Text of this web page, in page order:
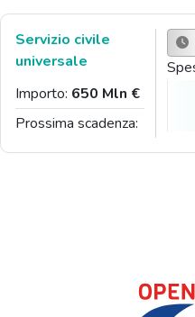
Servizio civile
universale
Importo: 650 Mln €
Prossima scadenza: